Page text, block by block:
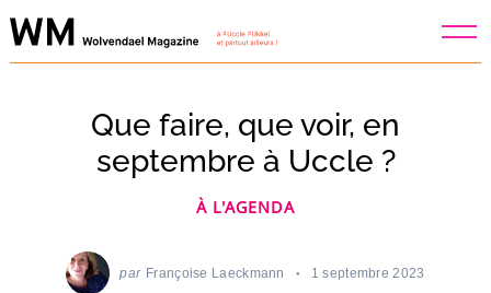
Skip
to
Que faire, que voir, en
septembre à Uccle ?
À L'AGENDA
par Françoise Laeckmann 1 septembre 2023